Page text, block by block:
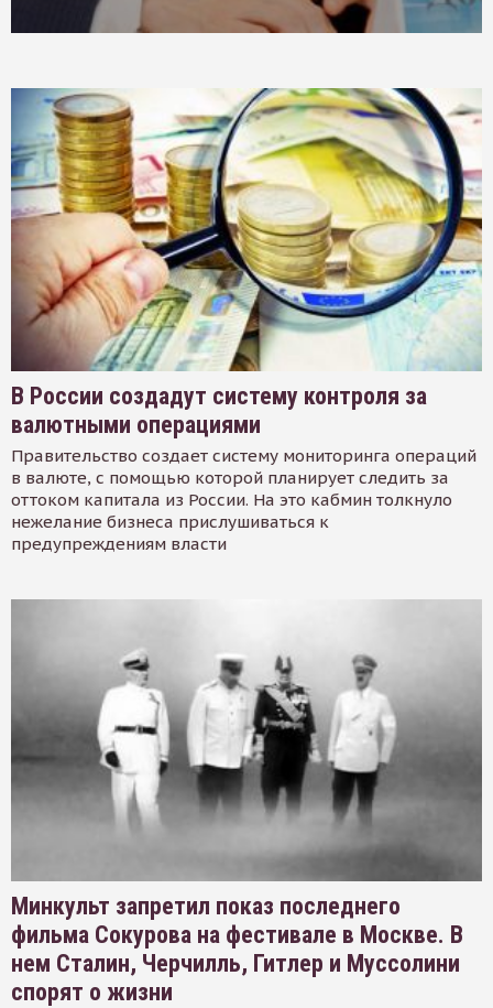
В России создадут систему контроля за
валютными операциями
Правительство создает систему мониторинга операций
в валюте, с помощью которой планирует следить за
оттоком капитала из России. На это кабмин толкнуло
нежелание бизнеса прислушиваться к
предупреждениям власти
Минкульт запретил показ последнего
фильма Сокурова на фестивале в Москве. В
нем Сталин, Черчилль, Гитлер и Муссолини
спорят о жизни